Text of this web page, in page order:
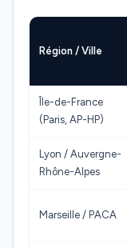
Région / Ville
Île-de-France
(Paris, AP-HP)
Lyon / Auvergne-
Rhône-Alpes
Marseille / PACA